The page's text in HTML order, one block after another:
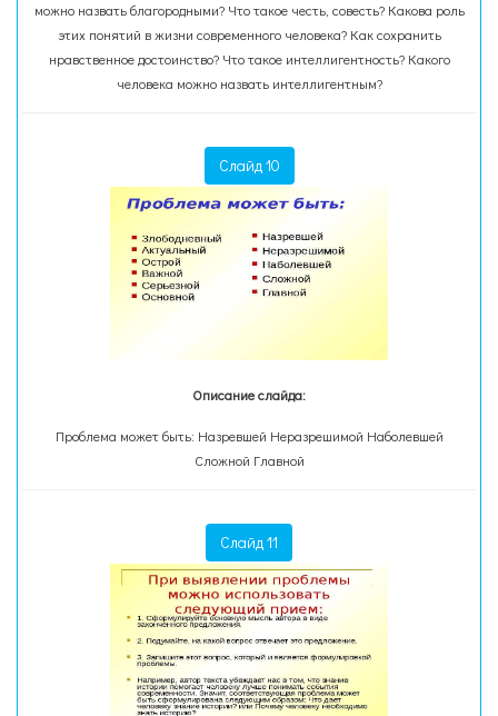
можно назвать благородными? Что такое честь, совесть? Какова роль
этих понятий в жизни современного человека? Как сохранить
нравственное достоинство? Что такое интеллигентность? Какого
человека можно назвать интеллигентным?
Слайд 10
Описание слайда:
Проблема может быть: Назревшей Неразрешимой Наболевшей
Сложной Главной
Слайд 11